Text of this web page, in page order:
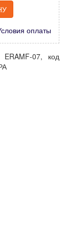
оплаты
ERAMF-07, код